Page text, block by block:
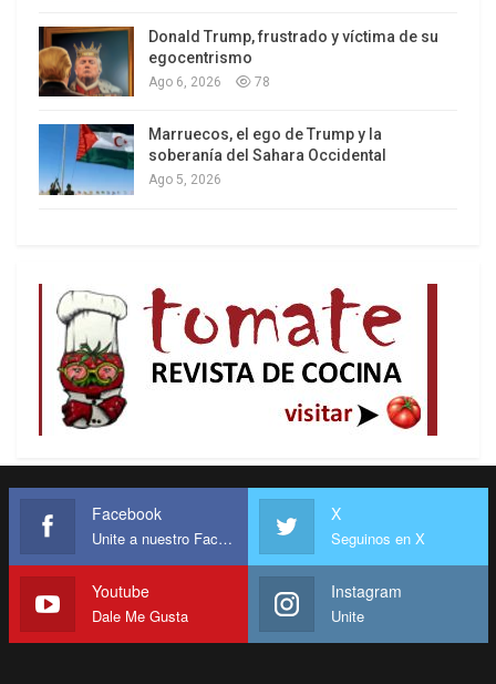
Los latinos le van dando la espalda a Trump
Donald Trump, frustrado y víctima de su
egocentrismo
Ago 6, 2026 78
Marruecos, el ego de Trump y la
soberanía del Sahara Occidental
Ago 5, 2026
Facebook
Unite a nuestro Facebook
X
Seguinos en X
Youtube
Dale Me Gusta
Instagram
Unite